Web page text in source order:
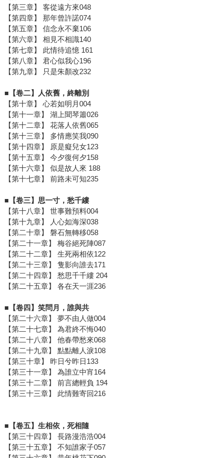
【第三章】 客從遠方來048
【第四章】 那年曾許諾074
【第五章】 信念永不棄106
【第六章】 相見不相識140
【第七章】 此情待追憶 161
【第八章】 君心似我心196
【第九章】 只是朱顏改232
■【卷二】人依舊，終離別
【第十章】 心若如明月004
【第十一章】 湖上聞琴簫026
【第十二章】 花落人依舊065
【第十三章】 多情應笑我090
【第十四章】 原是癡兒女123
【第十五章】 今夕復何夕158
【第十六章】 似是故人來 188
【第十七章】 前路未可知235
■【卷三】思一寸，愁千縷
【第十八章】 世事難預料004
【第十九章】 人心如海深038
【第二十章】 磐石無轉移058
【第二十一章】 梅谷絕死陣087
【第二十二章】 生死兩相依122
【第二十三章】 隻影向誰去171
【第二十四章】 愁思千千縷 204
【第二十五章】 各在天一涯236
■【卷四】笑問月，誰與共
【第二十六章】 夢不由人做004
【第二十七章】 為君終不悔040
【第二十八章】 他春帶愁來068
【第二十九章】 點點離人淚108
【第三十章】 昨日兮昨日133
【第三十一章】 為誰立中宵164
【第三十二章】 前言總輕負 194
【第三十三章】 此情難寄回216
■【卷五】生相依，死相隨
【第三十四章】 長路漫浩浩004
【第三十五章】 不知誰家子057